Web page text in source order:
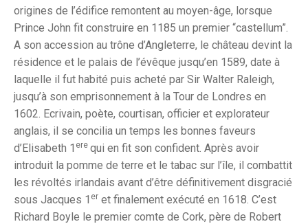
origines de l’édifice remontent au moyen-âge, lorsque
Prince John fit construire en 1185 un premier “castellum”.
A son accession au trône d’Angleterre, le château devint la
résidence et le palais de l’évêque jusqu’en 1589, date à
laquelle il fut habité puis acheté par Sir Walter Raleigh,
jusqu’à son emprisonnement à la Tour de Londres en
1602. Ecrivain, poète, courtisan, officier et explorateur
anglais, il se concilia un temps les bonnes faveurs
d’Elisabeth 1 ere qui en fit son confident. Après avoir
introduit la pomme de terre et le tabac sur l’île, il combattit
les révoltés irlandais avant d’être définitivement disgracié
sous Jacques 1 er et finalement exécuté en 1618. C’est
Richard Boyle le premier comte de Cork, père de Robert